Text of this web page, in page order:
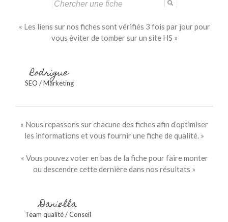
« Les liens sur nos fiches sont vérifiés 3 fois par jour pour
vous éviter de tomber sur un site HS »
Rodrigue
SEO / Marketing
« Nous repassons sur chacune des fiches afin d’optimiser
les informations et vous fournir une fiche de qualité. »
« Vous pouvez voter en bas de la fiche pour faire monter
ou descendre cette dernière dans nos résultats »
Daniella
Team qualité / Conseil